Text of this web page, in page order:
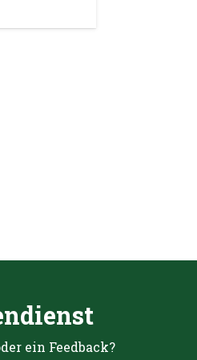
ein Feedback?